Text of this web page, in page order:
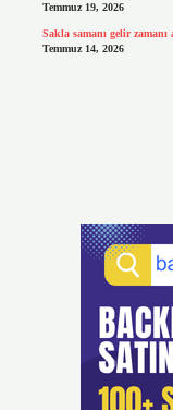
Temmuz 19, 2026
Sakla samanı gelir zamanı
Temmuz 14, 2026